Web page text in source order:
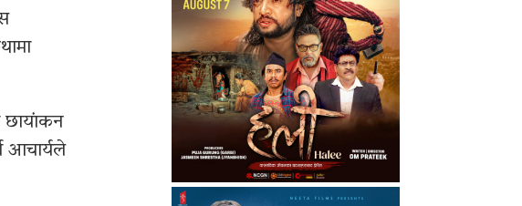
छायांकन
आचार्यले